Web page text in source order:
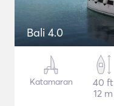
Bali 4.0
Katamaran
40 ft
12 m